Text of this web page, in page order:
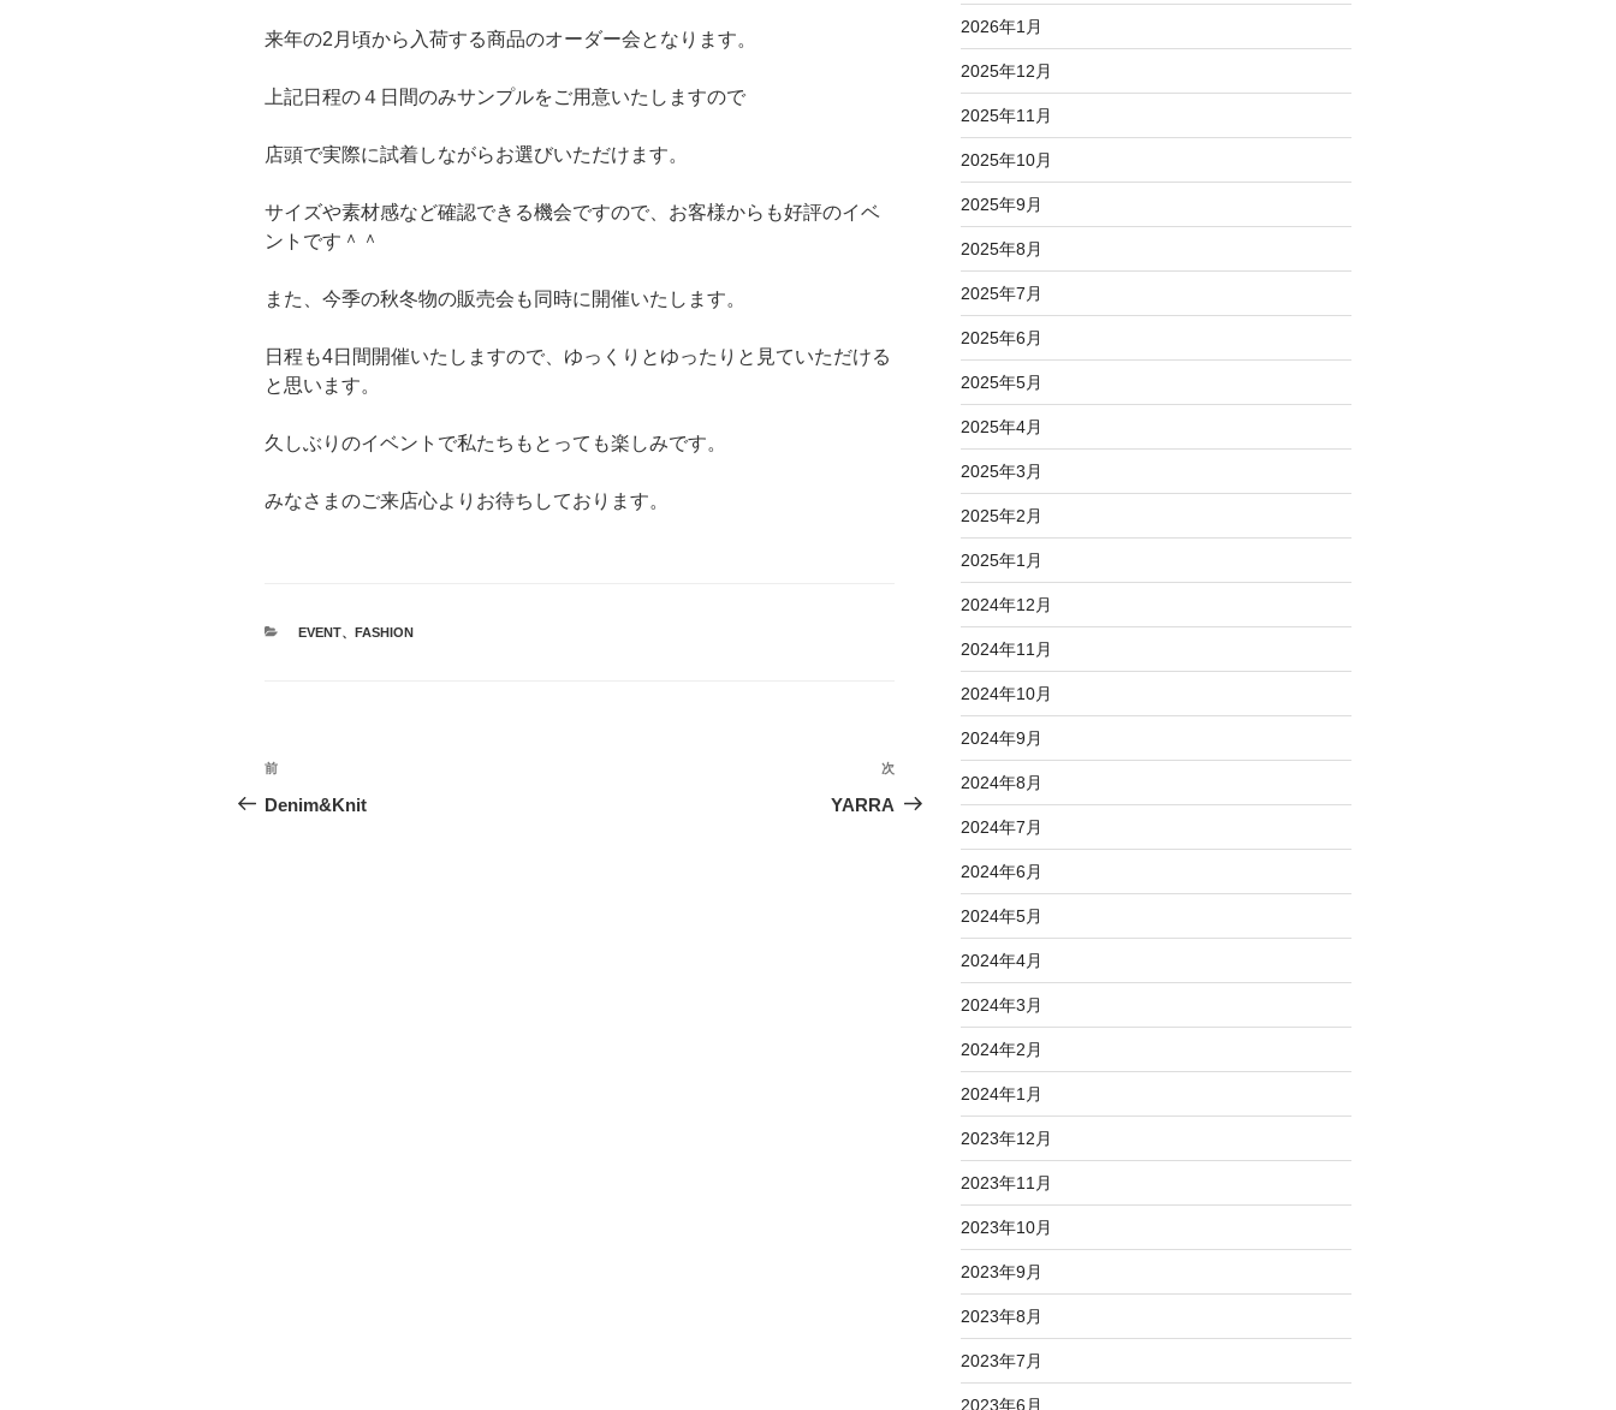
来年の2月頃から入荷する商品のオーダー会となります。
上記日程の４日間のみサンプルをご用意いたしますので
店頭で実際に試着しながらお選びいただけます。
サイズや素材感など確認できる機会ですので、お客様からも好評のイベ
ントです＾＾
また、今季の秋冬物の販売会も同時に開催いたします。
日程も4日間開催いたしますので、ゆっくりとゆったりと見ていただける
と思います。
久しぶりのイベントで私たちもとっても楽しみです。
みなさまのご来店心よりお待ちしております。
カ
EVENT、 FASHION
投
稿
前
の
前
Denim&Knit
次
の
次
YARRA
2026年1月
2025年12月
2025年11月
2025年10月
2025年9月
2025年8月
2025年7月
2025年6月
2025年5月
2025年4月
2025年3月
2025年2月
2025年1月
2024年12月
2024年11月
2024年10月
2024年9月
2024年8月
2024年7月
2024年6月
2024年5月
2024年4月
2024年3月
2024年2月
2024年1月
2023年12月
2023年11月
2023年10月
2023年9月
2023年8月
2023年7月
2023年6月